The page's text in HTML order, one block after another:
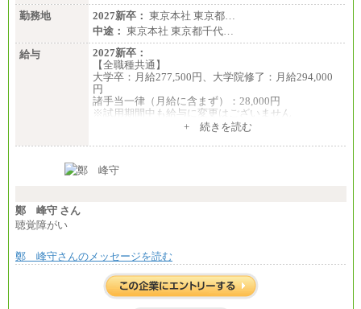
勤務地
2027新卒： 東京本社 東京都…
中途： 東京本社 東京都千代…
給与
2027新卒：
【全職種共通】
大学卒：月給277,500円、大学院修了：月給294,000
円
諸手当一律（月給に含まず）：28,000円
※試用期間中も給与に変更はございません
月給370,000円～
ます。
+ 続きを読む
鄭 峰守 さん
聴覚障がい
鄭 峰守さんのメッセージを読む